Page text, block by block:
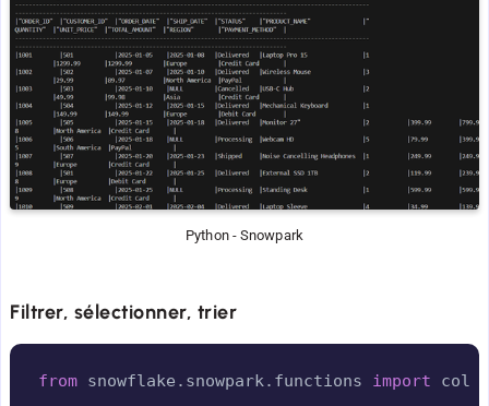
Python - Snowpark
Filtrer, sélectionner, trier
from snowflake . snowpark. functions import col